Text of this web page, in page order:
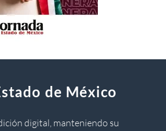
de México
digital, manteniendo su